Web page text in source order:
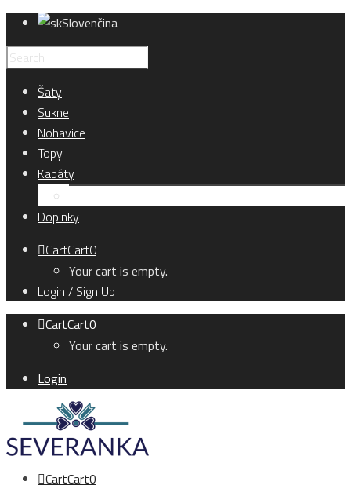
Slovenčina
Šaty
Sukne
Nohavice
Topy
Kabáty
Doplnky
CartCart0
Your cart is empty.
Login / Sign Up
CartCart0
Your cart is empty.
Login
CartCart0